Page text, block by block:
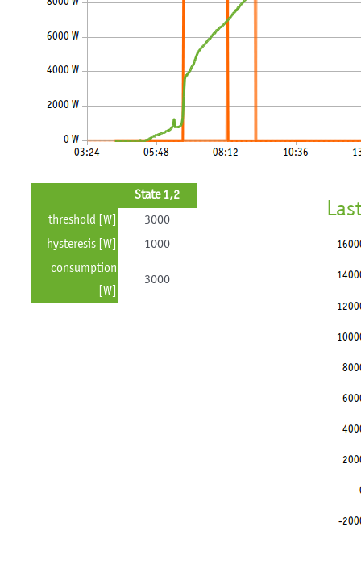
State 1,2
threshold [W]
3000
hysteresis [W]
1000
consumption
[W]
3000